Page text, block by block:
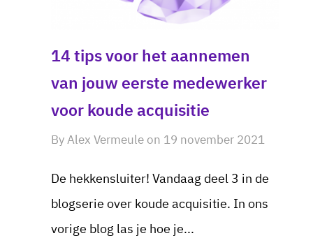
14 tips voor het aannemen
van jouw eerste medewerker
voor koude acquisitie
ByAlex Vermeule on 19 november 2021
De hekkensluiter! Vandaag deel 3 in de
blogserie over koude acquisitie. In ons
vorige blog las je hoe je...